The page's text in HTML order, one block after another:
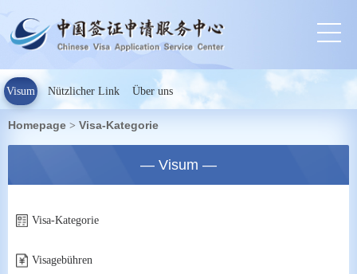
Visum Nützlicher Link Über uns
Homepage > Visa-Kategorie
— Visum —
Visa-Kategorie
Visagebühren